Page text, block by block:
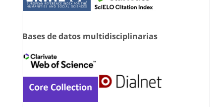
Bases de datos multidisciplinarias